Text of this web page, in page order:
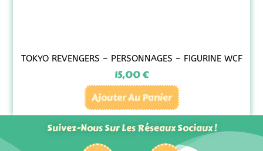
TOKYO REVENGERS – PERSONNAGES – FIGURINE WCF
15,00€
Ajouter Au Panier
Suivez-Nous Sur Les Réseaux Sociaux !